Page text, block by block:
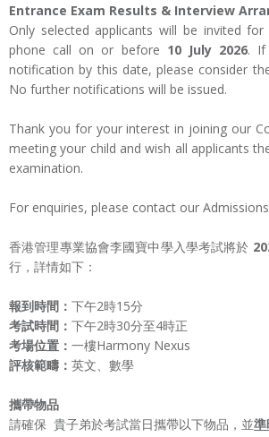
Entrance Exam Results & Interview
Only selected applicants will be invited
phone call on or before 10 July 2026. If
notification by this date, please consider
No further notifications will be issued.
Thank you for your interest in joining our
meeting your child and wish all applicants
examination.
For enquiries, please contact our
香港管理專業協會李國寶中學入學考試將於
行，詳情如下：
報到時間： 下午2時15分
考試時間： 下午2時30分至4時正
考場位置： 一樓Harmony Nexus
評核範疇： 英文、數學
攜帶物品
請確保 貴子弟於考試當日攜帶以下物品，並